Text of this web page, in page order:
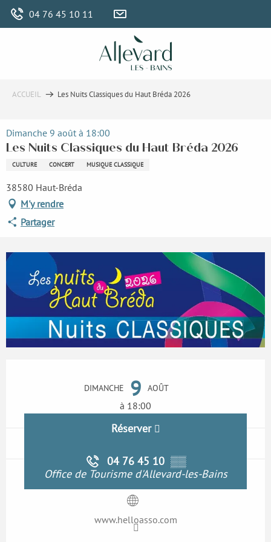
Aller
04 76 45 10 11
ACCUEIL Les Nuits Classiques du Haut Bréda 2026
Dimanche 9 août à 18:00
Les Nuits Classiques du Haut Bréda 2026
CULTURE CONCERT MUSIQUE CLASSIQUE
38580 Haut-Bréda
M'y rendre
Partager
DIMANCHE 9 AOÛT
à 18:00
Réserver
04 76 45 10 ▒▒
Office de Tourisme d'Allevard-les-Bains
www.helloasso.com